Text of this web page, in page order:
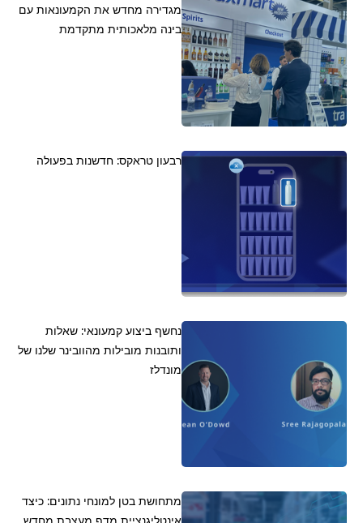
מגדירה מחדש את הקמעונאות עם
בינה מלאכותית מתקדמת
רבעון טראקס: חדשנות בפעולה
נחשף ביצוע קמעונאי: שאלות
ותובנות מובילות מהוובינר שלנו של
מונדלז
מתחושת בטן למונחי נתונים: כיצד
אינטליגנציית מדף מעצבת מחדש